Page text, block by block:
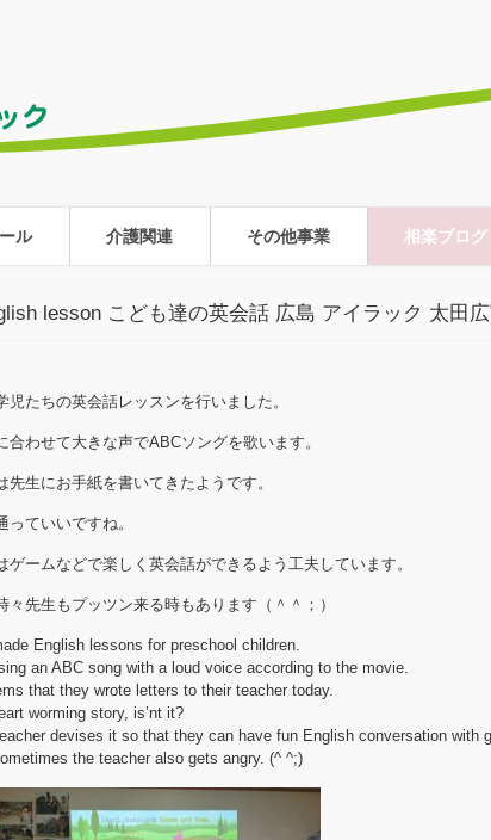
ル 介護関連 その他事業 相楽ブログ
lesson こども達の英会話 広島 アイラック 太田
児たちの英会話レッスンを行いました。
合わせて大きな声でABCソングを歌います。
先生にお手紙を書いてきたようです。
っていいですね。
ゲームなどで楽しく英会話ができるよう工夫しています。
々先生もプッツン来る時もあります（＾＾；）
English lessons for preschool children.
an ABC song with a loud voice according to the movie.
that they wrote letters to their teacher today.
worming story, is’nt it?
devises it so that they can have fun English conversation with
the teacher also gets angry. (^ ^;)